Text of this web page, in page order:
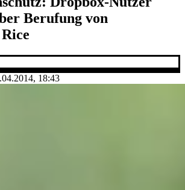
Berufung von
18:43